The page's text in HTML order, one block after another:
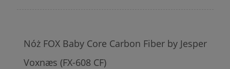
Nóż FOX Baby Core Carbon Fiber by Jesper
Voxnæs (FX-608 CF)